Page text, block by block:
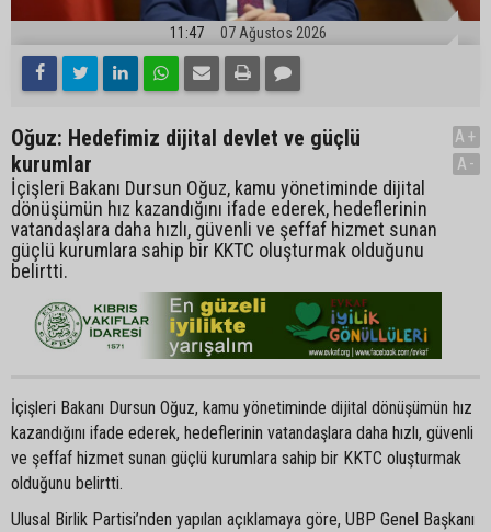
11:47 07 Ağustos 2026
Oğuz: Hedefimiz dijital devlet ve güçlü
kurumlar
İçişleri Bakanı Dursun Oğuz, kamu yönetiminde dijital
dönüşümün hız kazandığını ifade ederek, hedeflerinin
vatandaşlara daha hızlı, güvenli ve şeffaf hizmet sunan
güçlü kurumlara sahip bir KKTC oluşturmak olduğunu
belirtti.
A+
A-
İçişleri Bakanı Dursun Oğuz, kamu yönetiminde dijital dönüşümün hız
kazandığını ifade ederek, hedeflerinin vatandaşlara daha hızlı, güvenli
ve şeffaf hizmet sunan güçlü kurumlara sahip bir KKTC oluşturmak
olduğunu belirtti.
Ulusal Birlik Partisi’nden yapılan açıklamaya göre, UBP Genel Başkanı